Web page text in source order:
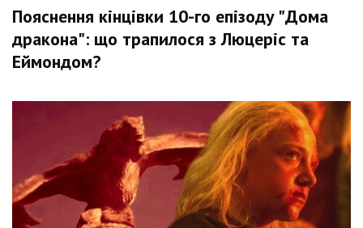
Пояснення кінцівки 10-го епізоду "Дома
дракона": що трапилося з Люцеріс та
Еймондом?